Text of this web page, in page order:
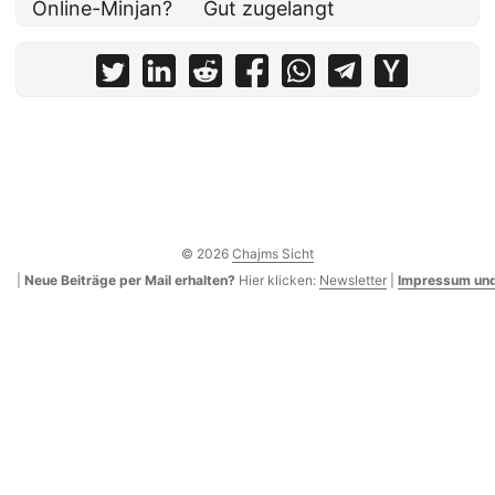
Online-Minjan? Gut zugelangt
© 2026 Chajms Sicht
Neue Beiträge per Mail erhalten? Hier klicken: Newsletter Impressum